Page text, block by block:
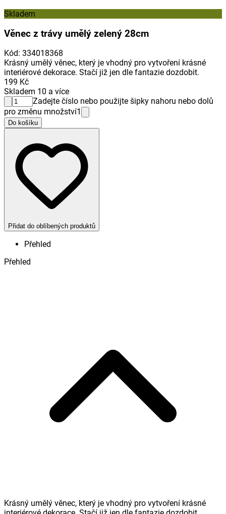
Skladem
Věnec z trávy umělý zelený 28cm
Kód: 334018368
Krásný umělý věnec, který je vhodný pro vytvoření krásné
interiérové dekorace. Stačí již jen dle fantazie dozdobit.
199 Kč
Skladem 10 a více
Zadejte číslo nebo použijte šipky nahoru nebo dolů
pro změnu množství1
Do košíku
Přidat do oblíbených produktů
Přehled
Přehled
Krásný umělý věnec, který je vhodný pro vytvoření krásné